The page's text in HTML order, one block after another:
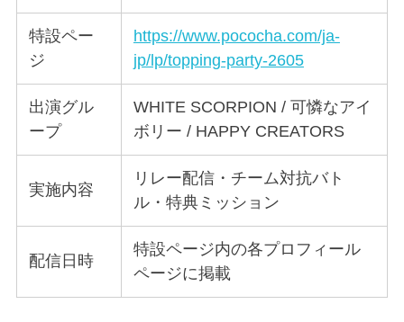
特設ペー
ジ
https://www.pococha.com/ja-
jp/lp/topping-party-2605
出演グル
ープ
WHITE SCORPION / 可憐なアイ
ボリー / HAPPY CREATORS
実施内容
リレー配信・チーム対抗バト
ル・特典ミッション
配信日時
特設ページ内の各プロフィール
ページに掲載